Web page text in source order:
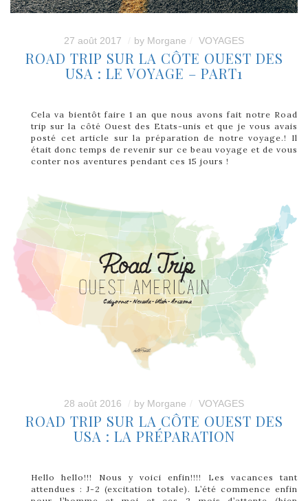
27 août 2017 by Morgane VOYAGES
ROAD TRIP SUR LA CÔTE OUEST DES
USA : LE VOYAGE – PART1
Cela va bientôt faire 1 an que nous avons fait notre Road
trip sur la côté Ouest des Etats-unis et que je vous avais
posté cet article sur la préparation de notre voyage.! Il
était donc temps de revenir sur ce beau voyage et de vous
conter nos aventures pendant ces 15 jours !
28 août 2016 by Morgane VOYAGES
ROAD TRIP SUR LA CÔTE OUEST DES
USA : LA PRÉPARATION
Hello hello!!! Nous y voici enfin!!!! Les vacances tant
attendues : J-2 (excitation totale). L’été commence enfin